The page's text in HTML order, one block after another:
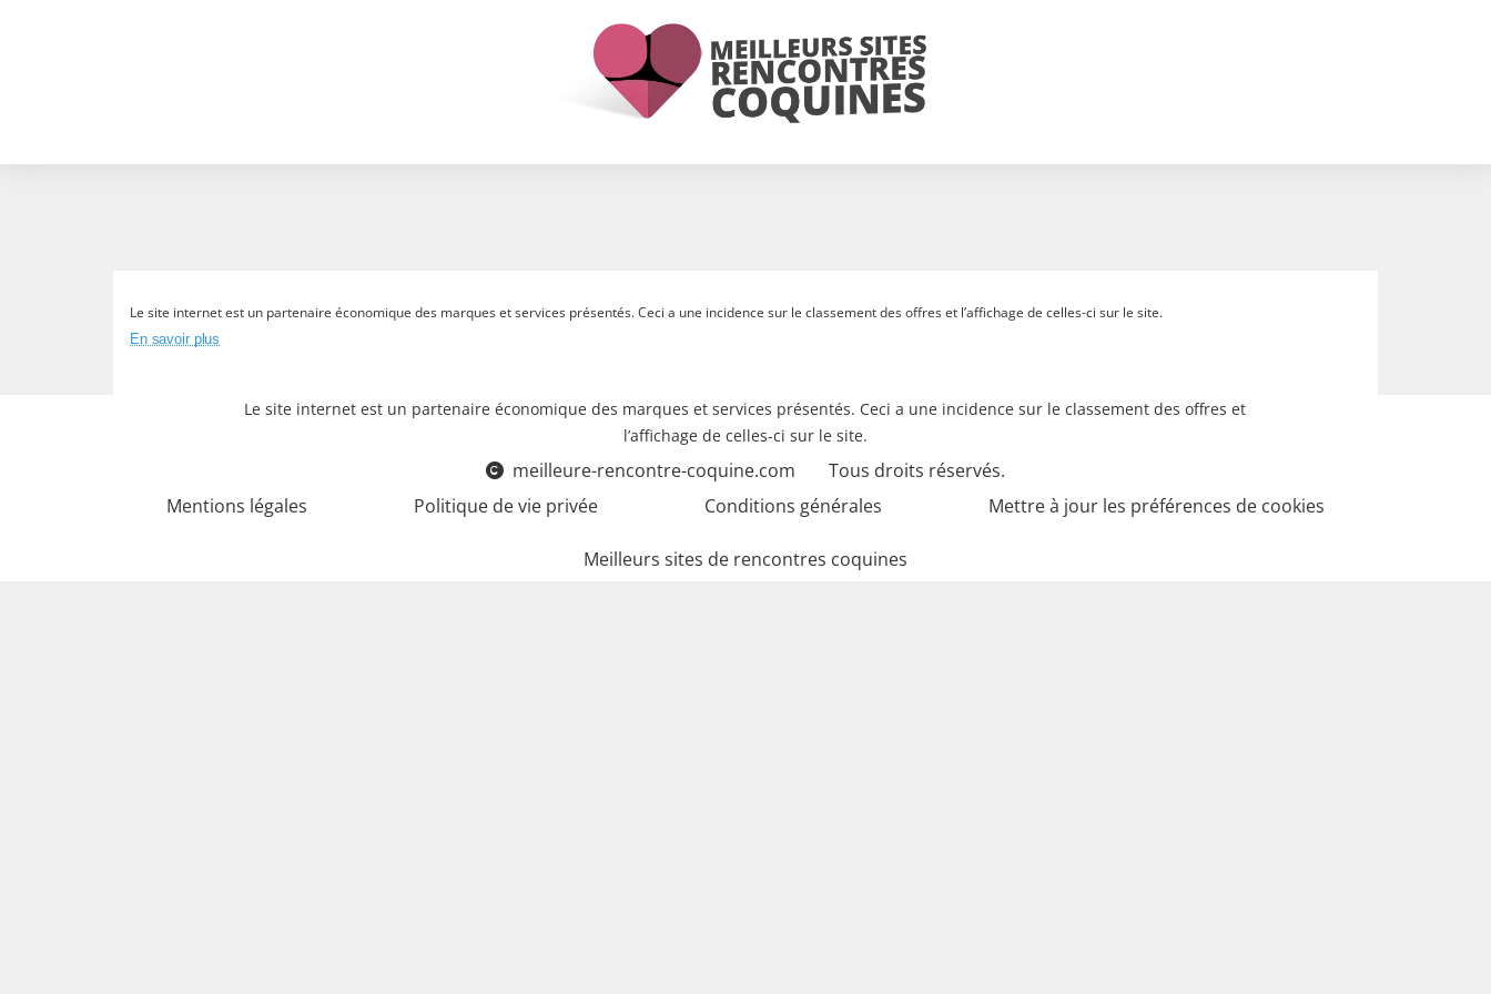
Le site internet est un partenaire économique des marques et services présentés. Ceci a une incidence sur le classement des offres et l’affichage de celles-ci sur le site.
En savoir plus
Le site internet est un partenaire économique des marques et services présentés. Ceci a une incidence sur le classement des offres et
l’affichage de celles-ci sur le site.
meilleure-rencontre-coquine.com
Tous droits réservés.
Mentions légales
Politique de vie privée Conditions générales Mettre à jour les préférences de cookies
Meilleurs sites de rencontres coquines